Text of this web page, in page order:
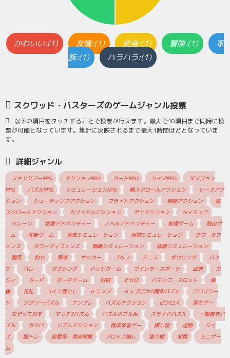
かわいい:(1) 友情:(1) 変身:(1) 冒険:(1)
家
族:(1)
ハラハラ:(1)
スクワッド・バスターズのゲームジャンル投票
以下の項目をタッチすることで投票が行えます。最大で10項目まで同時に投
票が可能となっています。集計に反映されるまで最大1時間ほどとなっていま
す。
詳細ジャンル
ファンタジーRPG アクションRPG カードRPG クイズRPG
ダンジョン
RPG
パズルRPG シミュレーションRPG 横スクロールアクション
レースアク
ション
シューティングアクション フライトアクション 格闘アクション
縦
スクロールアクション
カジュアルアクション ガンアクション
タイミング
クレーン
恋愛アドベンチャー ノベルアドベンチャー 推理ゲーム
脱出ゲ
ーム
診断ゲーム 育成シミュレーション 経営シミュレーション
タワーオフ
ェンス
タワーディフェンス 戦略シミュレーション
体験シミュレーション
競馬
釣り 野球 サッカー ゴルフ テニス ボウリング
バス
ケ
バレー ボクシング ドッジボール ウインタースポーツ 卓球
カ
ジノ
カード ボードゲーム 将棋 オセロ パチンコ・スロット
麻
雀
花札 コイン落とし トランプ タップだけの簡単パズル
クロスワー
ド
ジグソーパズル ナンプレ パズルアクション ピクロス
落ちゲー
なぞって消す
マッチ3パズル パズルボブル系 スライドパズル
一筆書きパ
ズル
ボカロ リズムアクション 育成系音ゲー 探し物 迷路
クイ
ズ
脳トレ 放置系・育成収集 ブロック崩し 塗り絵 知育
ミニゲー
ム